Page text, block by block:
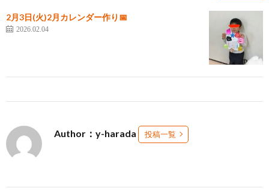
2月3日(火)2月カレンダー作り📅
2026.02.04
Author：y-harada 投稿一覧